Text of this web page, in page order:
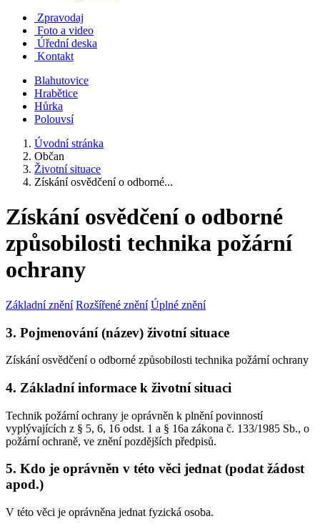
Zpravodaj
Foto a video
Úřední deska
Kontakt
Blahutovice
Hrabětice
Hůrka
Polouvsí
Úvodní stránka
Občan
Životní situace
Získání osvědčení o odborné...
Získání osvědčení o odborné
způsobilosti technika požární
ochrany
Základní znění Rozšířené znění Úplné znění
3. Pojmenování (název) životní situace
Získání osvědčení o odborné způsobilosti technika požární ochrany
4. Základní informace k životní situaci
Technik požární ochrany je oprávněn k plnění povinností
vyplývajících z § 5, 6, 16 odst. 1 a § 16a zákona č. 133/1985 Sb., o
požární ochraně, ve znění pozdějších předpisů.
5. Kdo je oprávněn v této věci jednat (podat žádost
apod.)
V této věci je oprávněna jednat fyzická osoba.